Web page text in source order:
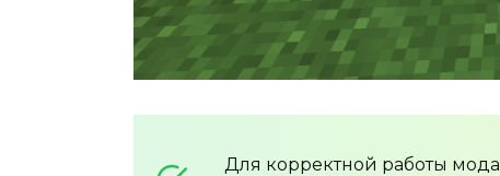
Для корректной работы мода